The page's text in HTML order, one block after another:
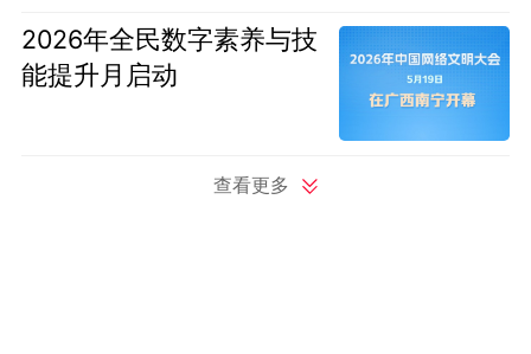
2026年全民数字素养与技
能提升月启动
查看更多